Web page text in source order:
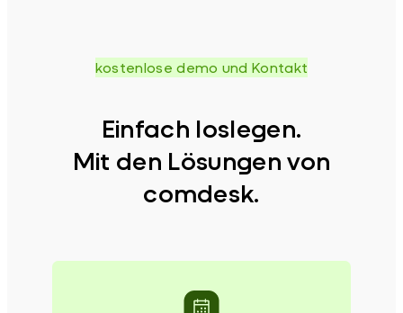
kostenlose demo und Kontakt
Einfach loslegen.
Mit den Lösungen von
comdesk.